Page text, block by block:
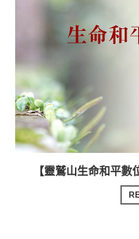
【靈鷲山生命和平